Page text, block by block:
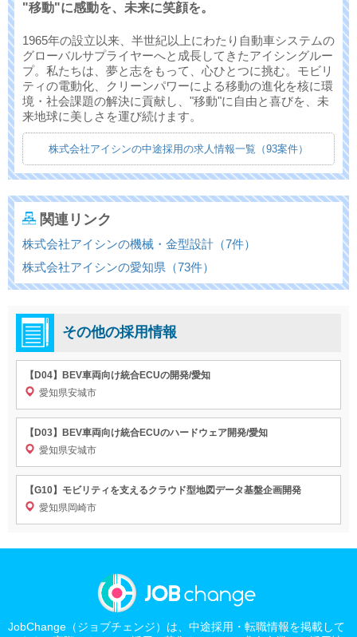
"移動"に感動を、未来に笑顔を。
1965年の設立以来、半世紀以上にわたり自動車システムの
グローバルサプライヤーへと成長してきたアイシングルー
プ。私たちは、夢と志をもって、心ひとつに挑む。モビリ
ティの電動化、クリーンパワーによる移動の進化を核に環
境・社会課題の解決に貢献し、"移動"に自由と喜びを、未
来地球に美しさを運び続けます。
株式会社アイシンの中途採用の求人情報一覧（93案件）
関連リンク
株式会社アイシンの機械・金型設計（7件）
株式会社アイシンの愛知県（73件）
その他の採用情報
【D04】BEV車両向け統合ECUの開発/愛知
愛知県安城市
【D03】BEV車両向け統合ECUのハードウェア開発/愛知
愛知県安城市
【G10】モビリティを支えるクラウド型地図データ基盤企画開発
愛知県岡崎市
JobChange（ジョブチェンジ）は、中途採用・転職情報を掲載して